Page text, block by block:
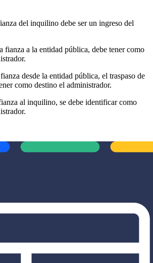
del inquilino debe ser un ingreso del
fianza a la entidad pública, debe tener como
desde la entidad pública, el traspaso de
como destino el administrador.
al inquilino, se debe identificar como